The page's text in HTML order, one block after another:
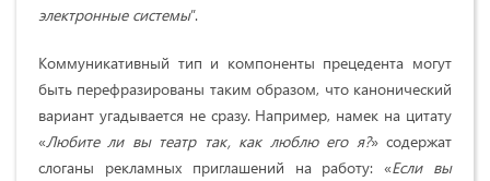
электронные системы”.
Коммуникативный тип и компоненты прецедента могут
быть перефразированы таким образом, что канонический
вариант угадывается не сразу. Например, намек на цитату
«Любите ли вы театр так, как люблю его я?» содержат
слоганы рекламных приглашений на работу: «Если вы